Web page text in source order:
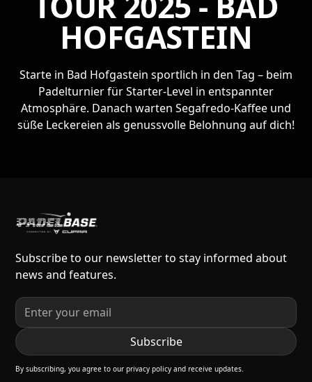
HOFGASTEIN
Starte in Bad Hofgastein sportlich in den Tag – beim
Padelturnier für Starter-Level in entspannter
Atmosphäre. Danach warten Segafredo-Kaffee und
süße Leckereien als genussvolle Belohnung auf dich!
Subscribe to our newsletter to stay informed about
news and features.
By subscribing, you agree to our privacy policy and receive updates.